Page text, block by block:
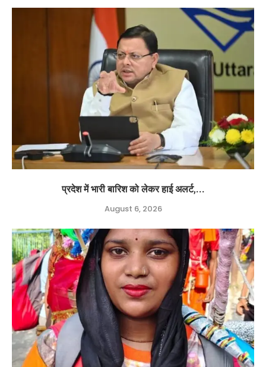
प्रदेश में भारी बारिश को लेकर हाई अलर्ट,...
August 6, 2026